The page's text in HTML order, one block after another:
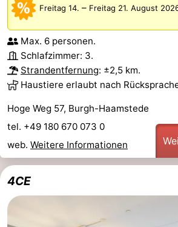
Freitag 14. – Freitag 21. August
Max. 6 personen.
Schlafzimmer: 3.
Strandentfernung: ±2,5 km.
Haustiere erlaubt nach
Hoge Weg 57, Burgh-Haamstede
tel. +49 180 670 073 0
web. Weitere Informationen
4CE